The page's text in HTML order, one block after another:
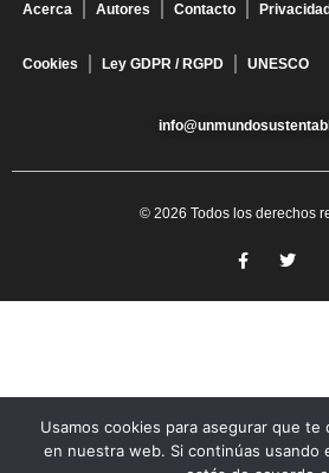
Acerca Autores Contacto Privacidad
Cookies Ley GDPR / RGPD UNESCO
© 2026 Todos los derechos
Usamos cookies para asegurar que te
en nuestra web. Si continúas usando